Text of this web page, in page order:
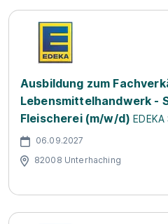
Ausbildung zum
Lebensmittelhandwerk -
Fleischerei (m/w/d) EDEKA
06.09.2027
82008 Unterhaching